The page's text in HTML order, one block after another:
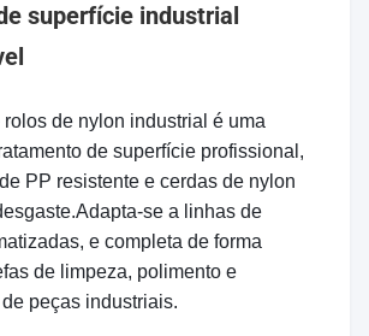
superfície industrial
rolos de nylon industrial é uma
de superfície profissional,
PP resistente e cerdas de nylon
se a linhas de
e completa de forma
de limpeza, polimento e
peças industriais.